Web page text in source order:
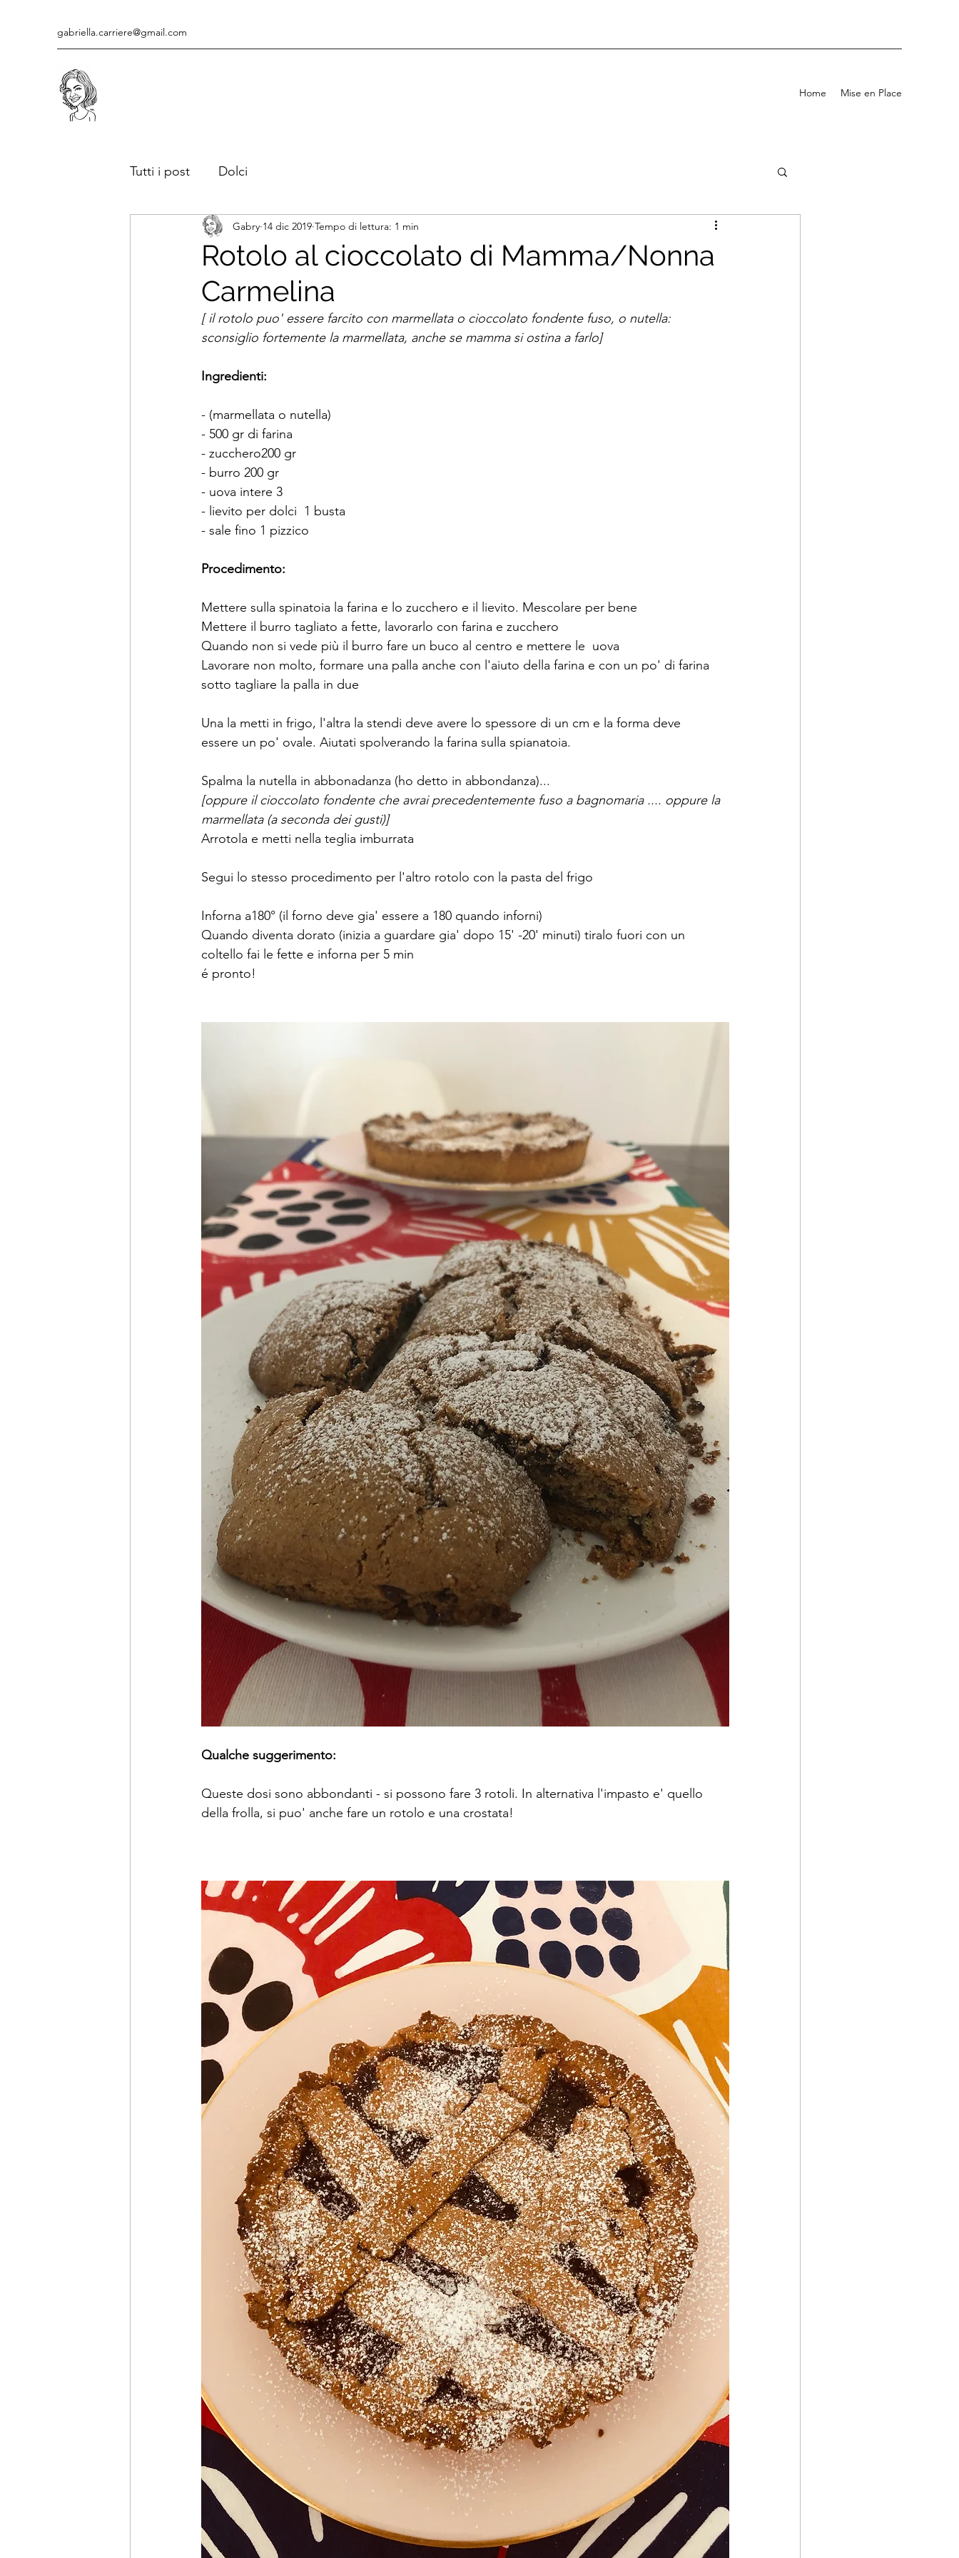
gabriella.carriere@gmail.com
Home Mise en Place
Tutti i post Dolci
Rotolo al cioccolato di Mamma/Nonna
Carmelina
Gabry 14 dic 2019 Tempo di lettura: 1 min
[ il rotolo puo' essere farcito con marmellata o cioccolato fondente fuso, o nutella:
sconsiglio fortemente la marmellata, anche se mamma si ostina a farlo]
Ingredienti:
- (marmellata o nutella)
- 500 gr di farina
- zucchero200 gr
- burro 200 gr
- uova intere 3
- lievito per dolci  1 busta
- sale fino 1 pizzico
Procedimento:
Mettere sulla spinatoia la farina e lo zucchero e il lievito. Mescolare per bene
Mettere il burro tagliato a fette, lavorarlo con farina e zucchero
Quando non si vede più il burro fare un buco al centro e mettere le  uova
Lavorare non molto, formare una palla anche con l'aiuto della farina e con un po' di farina
sotto tagliare la palla in due
Una la metti in frigo, l'altra la stendi deve avere lo spessore di un cm e la forma deve
essere un po' ovale. Aiutati spolverando la farina sulla spianatoia.
Spalma la nutella in abbonadanza (ho detto in abbondanza)...
[oppure il cioccolato fondente che avrai precedentemente fuso a bagnomaria .... oppure la
marmellata (a seconda dei gusti)]
Arrotola e metti nella teglia imburrata
Segui lo stesso procedimento per l'altro rotolo con la pasta del frigo
Inforna a180° (il forno deve gia' essere a 180 quando inforni)
Quando diventa dorato (inizia a guardare gia' dopo 15' -20' minuti) tiralo fuori con un
coltello fai le fette e inforna per 5 min
é pronto!
Qualche suggerimento:
Queste dosi sono abbondanti - si possono fare 3 rotoli. In alternativa l'impasto e' quello
della frolla, si puo' anche fare un rotolo e una crostata!